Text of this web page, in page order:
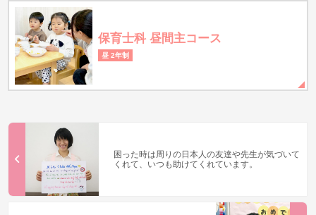
保育士科 昼間主コース
昼 2年制
困った時は周りの日本人の友達や先生が気づいて
くれて、いつも助けてくれています。